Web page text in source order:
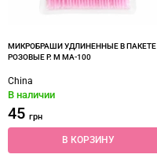
МИКРОБРАШИ УДЛИНЕННЫЕ В ПАКЕТЕ
РОЗОВЫЕ Р. М MA-100
China
В наличии
45 грн
В КОРЗИНУ